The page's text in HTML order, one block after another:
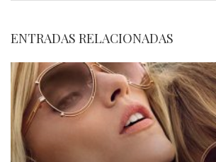
ENTRADAS RELACIONADAS